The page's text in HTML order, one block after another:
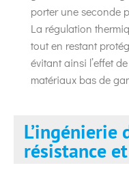
porter une seconde
La régulation
tout en restant
évitant ainsi l’effet
matériaux bas de
L’ingénierie
résistance